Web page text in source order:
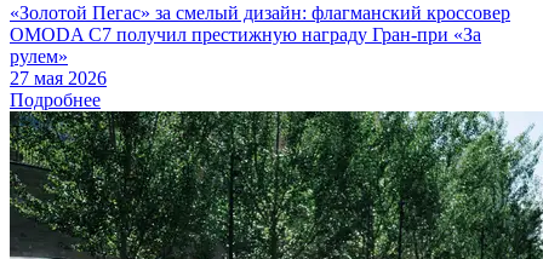
«Золотой Пегас» за смелый дизайн: флагманский кроссовер
OMODA C7 получил престижную награду Гран-при «За
рулем»
27 мая 2026
Подробнее